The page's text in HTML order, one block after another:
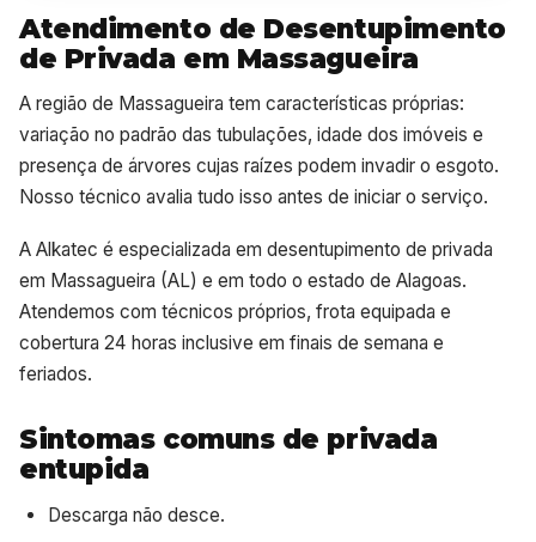
Atendimento de Desentupimento
de Privada em Massagueira
A região de Massagueira tem características próprias:
variação no padrão das tubulações, idade dos imóveis e
presença de árvores cujas raízes podem invadir o esgoto.
Nosso técnico avalia tudo isso antes de iniciar o serviço.
A Alkatec é especializada em desentupimento de privada
em Massagueira (AL) e em todo o estado de Alagoas.
Atendemos com técnicos próprios, frota equipada e
cobertura 24 horas inclusive em finais de semana e
feriados.
Sintomas comuns de privada
entupida
Descarga não desce.